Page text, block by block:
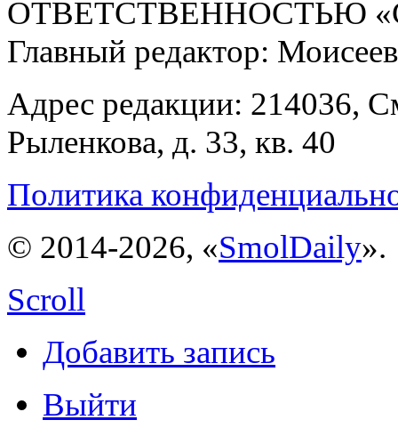
ОТВЕТСТВЕННОСТЬЮ
Главный редактор:
Адрес редакции: 214036,
Рыленкова, д. 33, кв. 40
Политика
© 2014-2026, «SmolDaily».
Scroll
Добавить запись
Выйти